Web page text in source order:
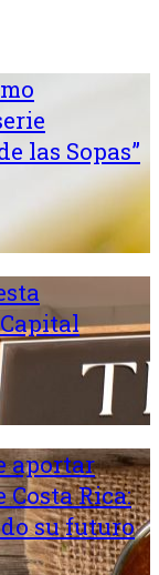
las Sopas”
aportar
Costa Rica:
su futuro